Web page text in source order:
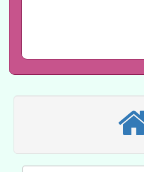
用水績優
桃園市孔
開 智慧啟
2026年
本校115
招甄選結
招)
適應運動
本館辦理
暨閱讀推
科技賦能
礎課程
A3數位素